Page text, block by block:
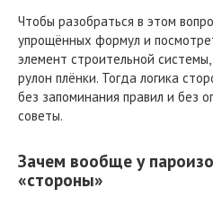
Чтобы разобраться в этом
упрощённых формул и
элемент строительной
рулон плёнки. Тогда логика
без запоминания правил и без
советы.
Зачем вообще у
«стороны»